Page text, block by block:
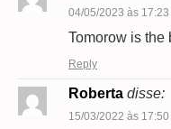
04/05/2023 às 17:23
Tomorow is the
Reply
Roberta disse:
15/03/2022 às 17:50